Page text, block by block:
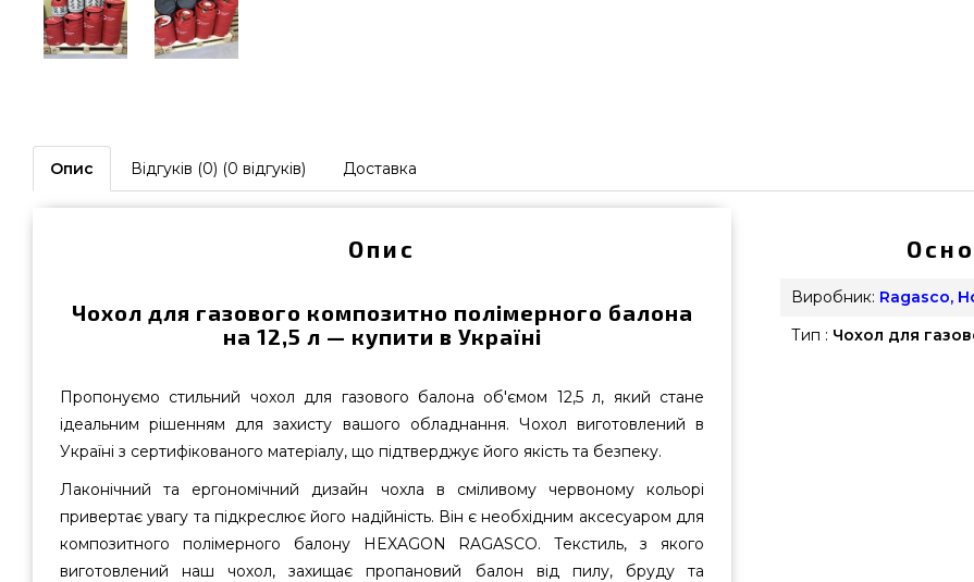
Опис Відгуків (0) (0 відгуків) Доставка
Опис
Чохол для газового композитно полімерного балона
на 12,5 л — купити в Україні
Пропонуємо стильний чохол для газового балона об'ємом 12,5 л, який стане
ідеальним рішенням для захисту вашого обладнання. Чохол виготовлений в
Україні з сертифікованого матеріалу, що підтверджує його якість та безпеку.
Лаконічний та ергономічний дизайн чохла в сміливому червоному кольорі
привертає увагу та підкреслює його надійність. Він є необхідним аксесуаром для
композитного полімерного балону HEXAGON RAGASCO. Текстиль, з якого
виготовлений наш чохол, захищає пропановий балон від пилу, бруду та
Виробник: Ragasco,
Тип : Чохол для